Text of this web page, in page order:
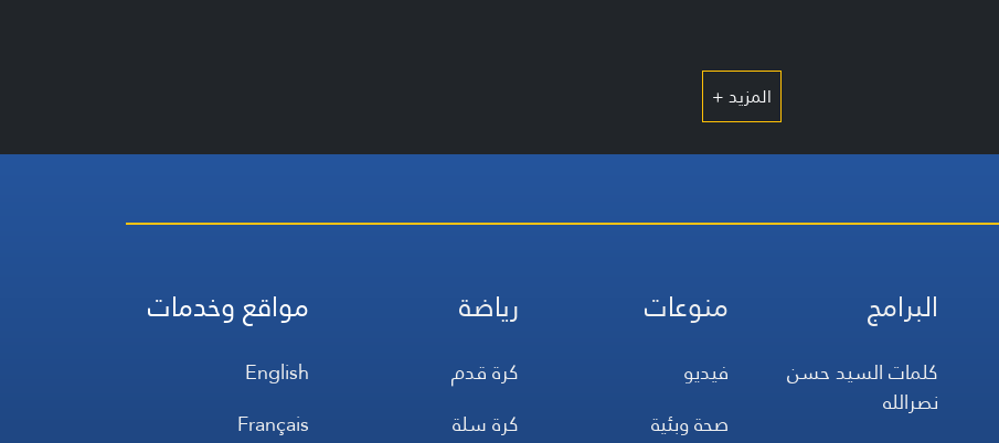
المزيد +
البرامج
كلمات السيد حسن
نصرالله
منوعات
فيديو
صحة وبئية
رياضة
كرة قدم
كرة سلة
مواقع وخدمات
English
Français